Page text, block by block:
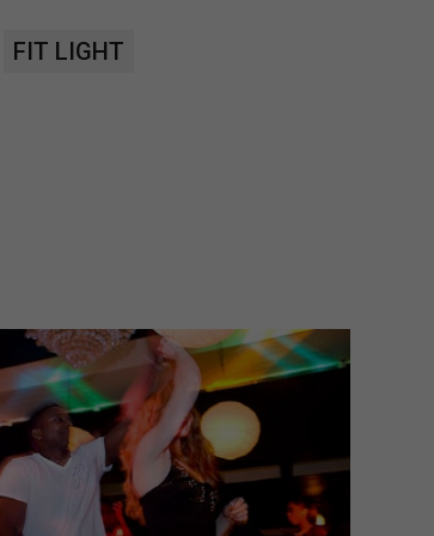
FIT LIGHT
podmiotów trzecich będzie odbywać się na